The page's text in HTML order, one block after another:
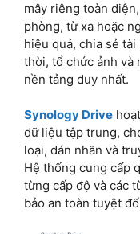
mây riêng toàn
phòng, từ xa hoặc
hiệu quả, chia sẻ
thời, tổ chức ảnh và
nền tảng duy nhất.
Synology Drive
dữ liệu tập trung,
loại, dán nhãn và
Hệ thống cung cấp
từng cấp độ và các
bảo an toàn tuyệt